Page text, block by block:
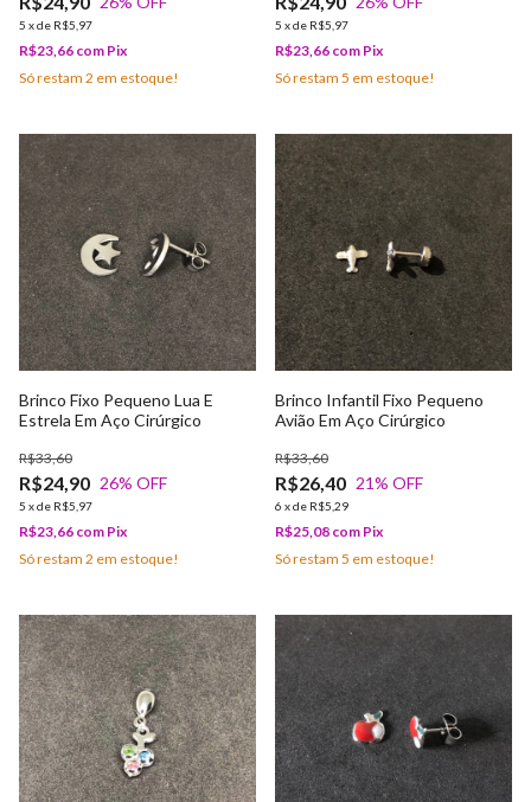
5 xde R$5,97
R$23,66 com Pix
Só restam 2 em estoque!
5 xde R$5,97
R$23,66 com Pix
Só restam 5 em estoque!
Brinco Fixo Pequeno Lua E
Estrela Em Aço Cirúrgico
R$24,90
R$33,60
26% OFF
5 xde R$5,97
R$23,66 com Pix
Só restam 2 em estoque!
Brinco Infantil Fixo Pequeno
Avião Em Aço Cirúrgico
R$26,40
R$33,60
21% OFF
6 xde R$5,29
R$25,08 com Pix
Só restam 5 em estoque!